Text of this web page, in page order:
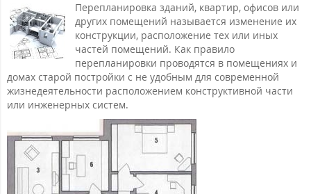
Перепланировка зданий, квартир, офисов или
других помещений называется изменение их
конструкции, расположение тех или иных
частей помещений. Как правило
перепланировки проводятся в помещениях и
домах старой постройки с не удобным для современной
жизнедеятельности расположением конструктивной части
или инженерных систем.